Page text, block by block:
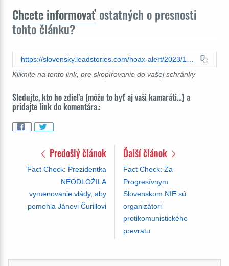
Chcete informovať ostatných o presnosti
tohto článku?
Kliknite na tento link, pre skopírovanie do vašej schránky
Sledujte, kto ho zdieľa (môžu to byť aj vaši kamaráti…) a
pridajte link do komentára.:
Predošlý článok
Fact Check: Prezidentka
NEODLOŽILA
vymenovanie vlády, aby
pomohla Jánovi Čurillovi
Ďalší článok
Fact Check: Za
Progresívnym
Slovenskom NIE sú
organizátori
protikomunistického
prevratu